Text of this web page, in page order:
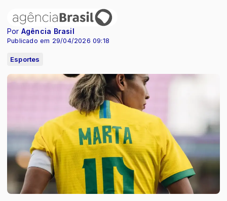
Por Agência Brasil
Publicado em 29/04/2026 09:18
Esportes